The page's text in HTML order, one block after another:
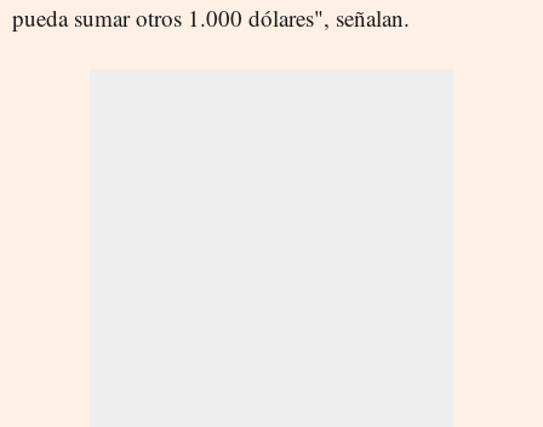
pueda sumar otros 1.000 dólares", señalan.